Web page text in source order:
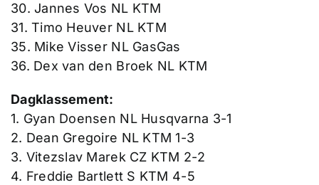
30. Jannes Vos NL KTM
31. Timo Heuver NL KTM
35. Mike Visser NL GasGas
36. Dex van den Broek NL KTM
Dagklassement:
1. Gyan Doensen NL Husqvarna 3-1
2. Dean Gregoire NL KTM 1-3
3. Vitezslav Marek CZ KTM 2-2
4. Freddie Bartlett S KTM 4-5